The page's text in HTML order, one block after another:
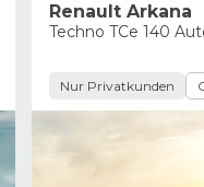
Renault Arkana
Techno TCe 140
Nur Privatkunden